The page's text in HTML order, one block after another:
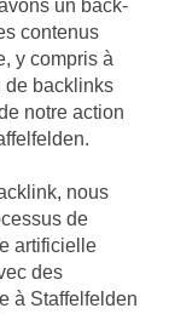
un back-
contenus
y compris à
de backlinks
notre action
nous
de
artificielle
des
à Staffelfelden